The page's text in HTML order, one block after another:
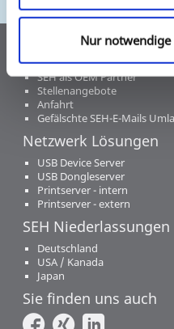
Nur notwendige
Unternehmen
Über Uns
SEH als OEM Partner
Stellenangebote
Anfahrt
Gefälschte SEH-E-Mails
Netzwerk Lösungen
USB Device Server
USB Dongleserver
Printserver - intern
Printserver - extern
SEH Niederlassungen
Deutschland
USA / Kanada
Japan
Sie finden uns auch